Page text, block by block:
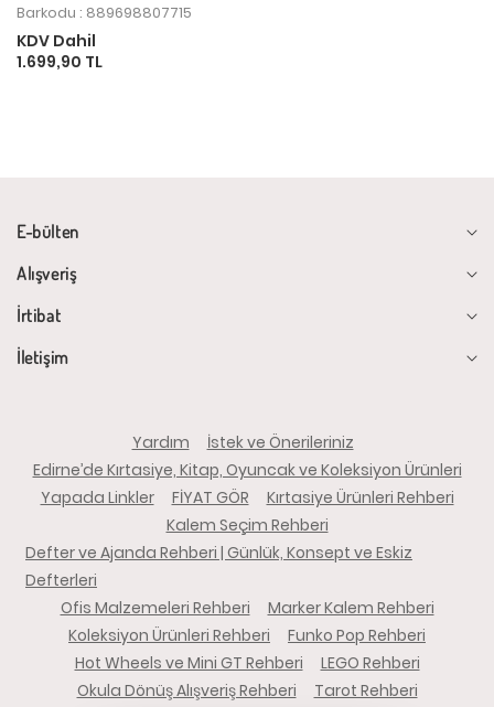
Barkodu : 889698807715
KDV Dahil
1.699,90 TL
E-bülten
Alışveriş
İrtibat
İletişim
Yardım
İstek ve Önerileriniz
Edirne’de Kırtasiye, Kitap, Oyuncak ve Koleksiyon Ürünleri
Yapada Linkler
FİYAT GÖR
Kırtasiye Ürünleri Rehberi
Kalem Seçim Rehberi
Defter ve Ajanda Rehberi | Günlük, Konsept ve Eskiz
Defterleri
Ofis Malzemeleri Rehberi
Marker Kalem Rehberi
Koleksiyon Ürünleri Rehberi
Funko Pop Rehberi
Hot Wheels ve Mini GT Rehberi
LEGO Rehberi
Okula Dönüş Alışveriş Rehberi
Tarot Rehberi